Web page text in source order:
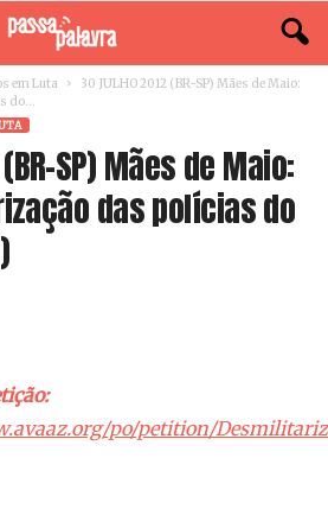
em Luta
30 JULHO 2012 (BR-SP) Mães de Maio:
do...
SP) Mães de Maio:
das polícias do
po/petition/